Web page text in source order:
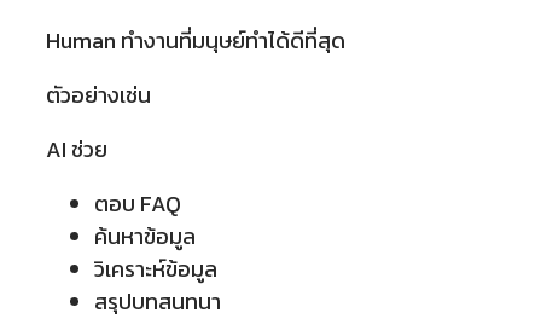
Human ทำงานที่มนุษย์ทำได้ดีที่สุด
ตัวอย่างเช่น
AI ช่วย
ตอบ FAQ
ค้นหาข้อมูล
วิเคราะห์ข้อมูล
สรุปบทสนทนา